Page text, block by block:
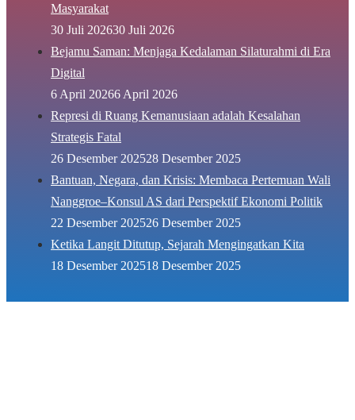
Masyarakat
30 Juli 202630 Juli 2026
Bejamu Saman: Menjaga Kedalaman Silaturahmi di Era
Digital
6 April 20266 April 2026
Represi di Ruang Kemanusiaan adalah Kesalahan
Strategis Fatal
26 Desember 202528 Desember 2025
Bantuan, Negara, dan Krisis: Membaca Pertemuan Wali
Nanggroe–Konsul AS dari Perspektif Ekonomi Politik
22 Desember 202526 Desember 2025
Ketika Langit Ditutup, Sejarah Mengingatkan Kita
18 Desember 202518 Desember 2025